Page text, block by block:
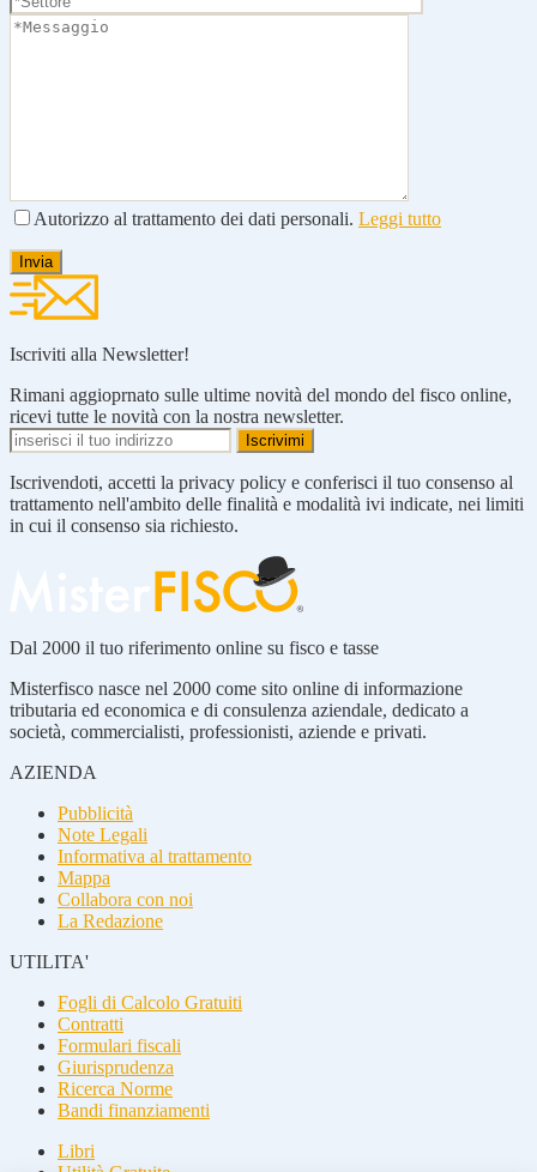
Autorizzo al trattamento dei dati personali. Leggi tutto
Iscriviti alla Newsletter!
Rimani aggioprnato sulle ultime novità del mondo del fisco online,
ricevi tutte le novità con la nostra newsletter.
Iscrivendoti, accetti la privacy policy e conferisci il tuo consenso al
trattamento nell'ambito delle finalità e modalità ivi indicate, nei limiti
in cui il consenso sia richiesto.
Dal 2000 il tuo riferimento online su fisco e tasse
Misterfisco nasce nel 2000 come sito online di informazione
tributaria ed economica e di consulenza aziendale, dedicato a
società, commercialisti, professionisti, aziende e privati.
AZIENDA
Pubblicità
Note Legali
Informativa al trattamento
Mappa
Collabora con noi
La Redazione
UTILITA'
Fogli di Calcolo Gratuiti
Contratti
Formulari fiscali
Giurisprudenza
Ricerca Norme
Bandi finanziamenti
Libri